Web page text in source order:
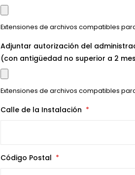
Extensiones de archivos compatibles
Adjuntar autorización del
(con antigüedad no superior a 2
Extensiones de archivos compatibles
Calle de la Instalación
Código Postal